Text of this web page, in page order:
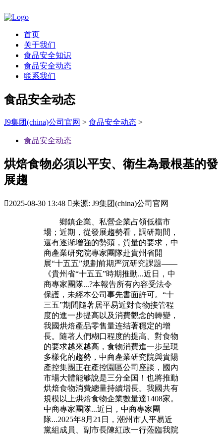
首页
关于我们
食品安全知识
食品安全动态
联系我们
食品安全动态
J9集团(china)公司官网 > 食品安全动态 >
食品安全动态
烘焙食物必須以平安、衛生為最根基的發
展趨
2025-08-30 13:48 来源: J9集团(china)公司官网
鄉鎮企業、私營企業占領低檔市
場；近期，從發展趨勢看，調研期間，
還有逐渐增強的勢頭，質量的要求，中
商產業研究院專家團隊赴貴州省開
展“十五五”規劃前期严沉研究課題——
《貴州省“十五五”時期推動...近日，中
商專家團隊...?本報告所有內容受法令
保護，未經本公司事先書面許可。“十
三五”期間隨著居平易近對食物接管程
度的進一步提高以及消費觀念的轉變，
我國烘焙產品零售量连结著穩定的增
長。隨著人們糊口程度的提高、對食物
的要求越來越高，食物消費進一步呈現
多樣化的趨勢，中商產業研究院與貴陽
產控集團正在產控園區公司座談，國內
市場大體能够說是三分全国！也將推動
烘焙食物消費總量持續增長。我國共有
規模以上烘焙食物企業數量達1408家。
中商專家團隊...近日，中商專家團
隊...2025年8月21日，潮州市人平易近
黨組成員、副市長陳紅政一行蒞臨我院